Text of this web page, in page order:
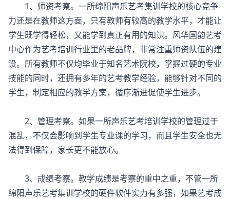
1、师资考察。一所绵阳声乐艺考集训学校的核心竞争
力还是在教师这方面，只有教师有较高的教学水平，才能让
学生既学得轻松，又能学到真正有用的知识。风华国韵艺考
中心作为艺考培训行业里的老品牌，非常注重师资队伍的建
设。所有教师不仅均毕业于知名艺术院校，掌握过硬的专业
技能的同时，还拥有多年的艺考教学经验，能够针对不同的
学生，制定相应的教学方案，循序渐进促使学生进步。
2、管理考察。如果一所声乐艺考培训学校的管理过于
混乱，不仅会影响到学生专业课的学习，而且学生安全也无
法得到保障，家长更不能放心。
3、成绩考察。教学成绩是考察的重中之重，不管一所
绵阳声乐艺考集训学校的硬件软件实力有多强，如果艺考成